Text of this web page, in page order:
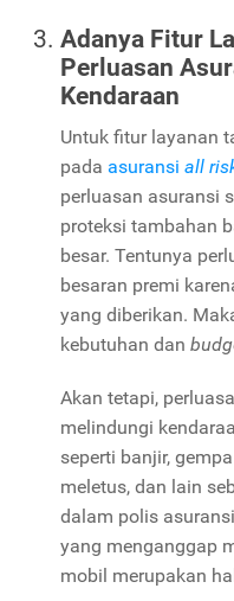
Adanya Fitur
Perluasan
Kendaraan
Untuk fitur layanan
pada asuransi all
perluasan asuransi
proteksi tambahan
besar. Tentunya
besaran premi
yang diberikan.
kebutuhan dan
Akan tetapi,
melindungi
seperti banjir,
meletus, dan lain
dalam polis
yang menganggap
mobil merupakan